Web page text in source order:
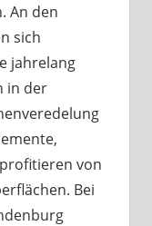
An den
sich
jahrelang
in der
von
Bei